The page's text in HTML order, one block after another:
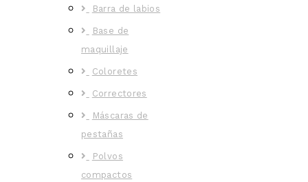
Barra de labios
Base de
maquillaje
Coloretes
Correctores
Máscaras de
pestañas
Polvos
compactos